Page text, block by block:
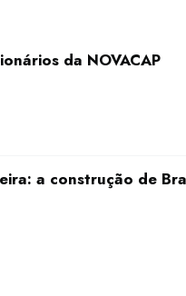
da NOVACAP
a construção de